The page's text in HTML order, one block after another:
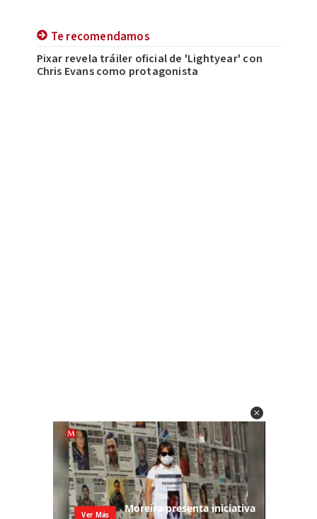
Te recomendamos
Pixar revela tráiler oficial de 'Lightyear' con
Chris Evans como protagonista